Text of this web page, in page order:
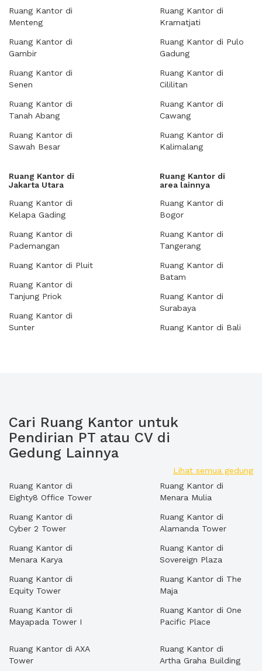
Ruang Kantor di
Menteng
Ruang Kantor di
Gambir
Ruang Kantor di
Senen
Ruang Kantor di
Tanah Abang
Ruang Kantor di
Sawah Besar
Ruang Kantor di
Kramatjati
Ruang Kantor di Pulo
Gadung
Ruang Kantor di
Cililitan
Ruang Kantor di
Cawang
Ruang Kantor di
Kalimalang
Ruang Kantor di
Jakarta Utara
Ruang Kantor di
Kelapa Gading
Ruang Kantor di
Pademangan
Ruang Kantor di Pluit
Ruang Kantor di
Tanjung Priok
Ruang Kantor di
Sunter
Ruang Kantor di
area lainnya
Ruang Kantor di
Bogor
Ruang Kantor di
Tangerang
Ruang Kantor di
Batam
Ruang Kantor di
Surabaya
Ruang Kantor di Bali
Cari Ruang Kantor untuk
Pendirian PT atau CV di
Gedung Lainnya
Lihat semua gedung
Ruang Kantor di
Eighty8 Office Tower
Ruang Kantor di
Cyber 2 Tower
Ruang Kantor di
Menara Karya
Ruang Kantor di
Equity Tower
Ruang Kantor di
Mayapada Tower I
Ruang Kantor di
Menara Mulia
Ruang Kantor di
Alamanda Tower
Ruang Kantor di
Sovereign Plaza
Ruang Kantor di The
Maja
Ruang Kantor di One
Pacific Place
Ruang Kantor di AXA
Tower
Ruang Kantor di
Artha Graha Building